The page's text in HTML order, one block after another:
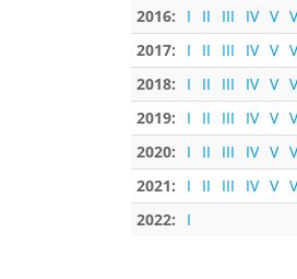
2016:
I II III IV V
2017:
I II III IV V
2018:
I II III IV V
2019:
I II III IV V
2020:
I II III IV V
2021:
I II III IV V
2022:
I